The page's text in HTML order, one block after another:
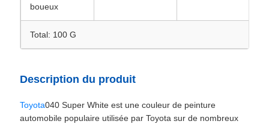
boueux
Total: 100 G
Description du produit
Toyota040 Super White est une couleur de peinture
automobile populaire utilisée par Toyota sur de nombreux